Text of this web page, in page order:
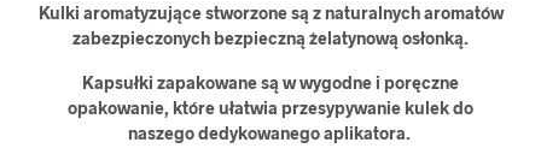
Kulki aromatyzujące stworzone są z naturalnych aromatów
zabezpieczonych bezpieczną żelatynową osłonką.
Kapsułki zapakowane są w wygodne i poręczne
opakowanie, które ułatwia przesypywanie kulek do
naszego dedykowanego aplikatora.